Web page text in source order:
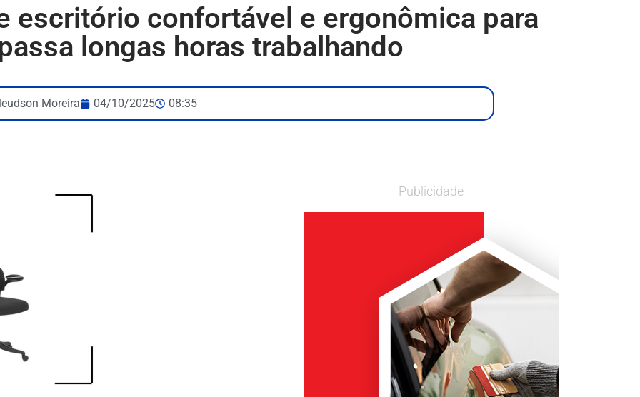
escritório confortável e ergonômica para
longas horas trabalhando
Moreira 04/10/2025 08:35
Publicidade